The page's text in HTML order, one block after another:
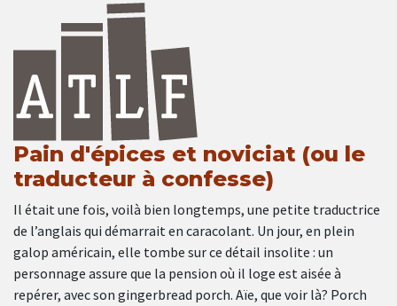
Pain d'épices et noviciat (ou le
traducteur à confesse)
Il était une fois, voilà bien longtemps, une petite traductrice
de l’anglais qui démarrait en caracolant. Un jour, en plein
galop américain, elle tombe sur ce détail insolite : un
personnage assure que la pension où il loge est aisée à
repérer, avec son gingerbread porch. Aïe, que voir là? Porch